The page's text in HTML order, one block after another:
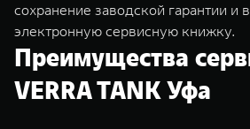
сохранение заводской гарантии и
электронную сервисную книжку.
Преимущества
VERRA TANK Уфа